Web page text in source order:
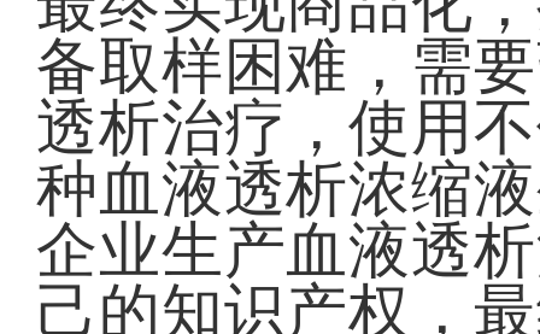
备取样困难，需
透析治疗，使用
种血液透析浓缩
企业生产血液透
己的知识产权，